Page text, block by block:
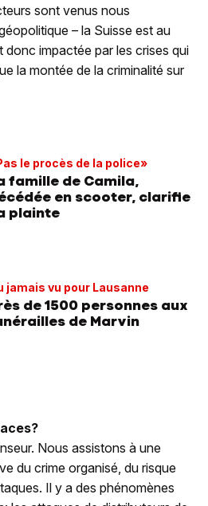
sont venus nous
– la Suisse est au
donc impactée par les crises qui
la montée de la criminalité sur
le procès de la police»
famille de Camila,
en scooter, clarifie
plainte
jamais vu pour Lausanne
de 1500 personnes aux
de Marvin
Nous assistons à une
du crime organisé, du risque
Il y a des phénomènes